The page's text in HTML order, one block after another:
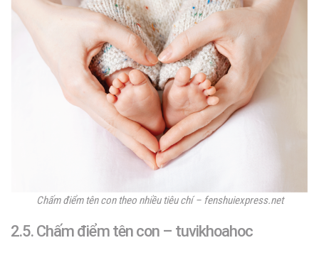
Chấm điểm tên con theo nhiều tiêu chí – fenshuiexpress.net
2.5. Chấm điểm tên con – tuvikhoahoc